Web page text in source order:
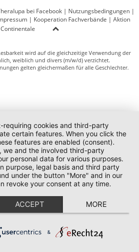
bei Facebook | Nutzungsbedingungen |
| Kooperation Fachverbände | Aktion
Continentale
wird auf die gleichzeitige Verwendung der
weiblich und divers (m/w/d) verzichtet.
gelten gleichermaßen für alle Geschlechter.
requiring cookies and third-party
certain features. When you click the
features are enabled (consent).
we and the involved third-party
personal data for various purposes.
purpose, legal basis and third party
under the button "More" and in our
revoke your consent at any time.
ACCEPT MORE
&